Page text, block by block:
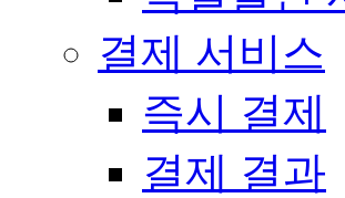
결제 서비스
즉시 결제
결제 결과